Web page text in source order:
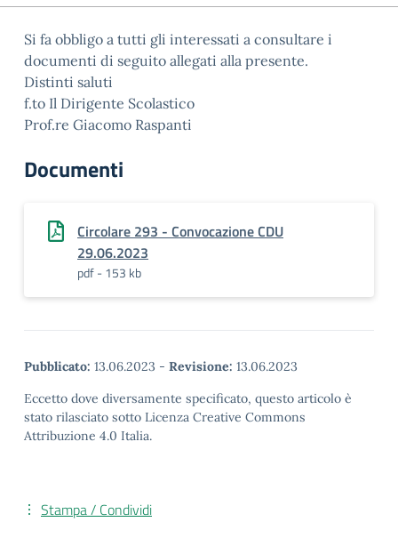
Si fa obbligo a tutti gli interessati a consultare i
documenti di seguito allegati alla presente.
Distinti saluti
f.to Il Dirigente Scolastico
Prof.re Giacomo Raspanti
Documenti
Circolare 293 - Convocazione CDU
29.06.2023
pdf - 153 kb
Pubblicato: 13.06.2023 - Revisione: 13.06.2023
Eccetto dove diversamente specificato, questo articolo è
stato rilasciato sotto Licenza Creative Commons
Attribuzione 4.0 Italia.
Stampa / Condividi